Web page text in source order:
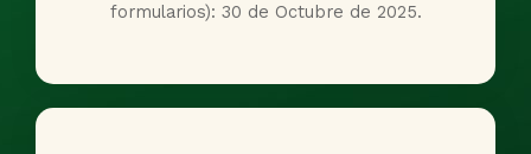
formularios): 30 de Octubre de 2025.